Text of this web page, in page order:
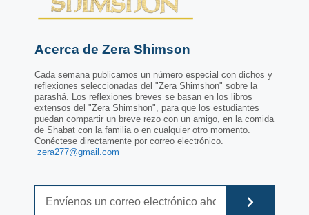
Acerca de Zera Shimson
Cada semana publicamos un número especial con dichos y
reflexiones seleccionadas del "Zera Shimshon" sobre la
parashá. Los reflexiones breves se basan en los libros
extensos del "Zera Shimshon", para que los estudiantes
puedan compartir un breve rezo con un amigo, en la comida
de Shabat con la familia o en cualquier otro momento.
Conéctese directamente por correo electrónico.
zera277@gmail.com